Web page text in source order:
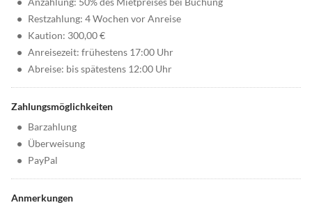
• Restzahlung: 4 Wochen vor Anreise
• Kaution: 300,00 €
• Anreisezeit: frühestens 17:00 Uhr
• Abreise: bis spätestens 12:00 Uhr
Zahlungsmöglichkeiten
• Barzahlung
• Überweisung
• PayPal
Anmerkungen